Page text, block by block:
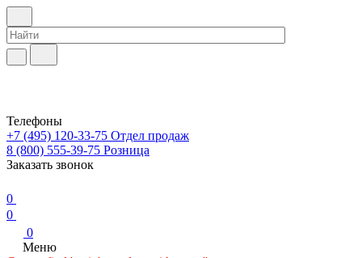
Телефоны
+7 (495) 120-33-75 Отдел продаж
8 (800) 555-39-75 Розница
Заказать звонок
0
0
0
Меню